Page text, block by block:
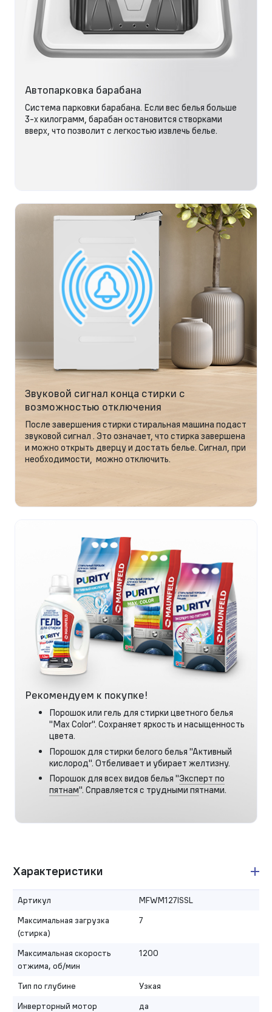
Автопарковка барабана
Система парковки барабана. Если вес белья больше
3-х килограмм, барабан остановится створками
вверх, что позволит с легкостью извлечь белье.
Звуковой сигнал конца стирки с
возможностью отключения
После завершения стирки стиральная машина подаст
звуковой сигнал . Это означает, что стирка завершена
и можно открыть дверцу и достать белье. Сигнал, при
необходимости, можно отключить.
Рекомендуем к покупке!
Порошок или гель для стирки цветного белья
"Max Color". Сохраняет яркость и насыщенность
цвета.
Порошок для стирки белого белья "Активный
кислород". Отбеливает и убирает желтизну.
Порошок для всех видов белья "Эксперт по
пятнам". Справляется с трудными пятнами.
Характеристики
Артикул
MFWM127ISSL
Максимальная загрузка
(стирка)
7
Максимальная скорость
отжима, об/мин
1200
Тип по глубине
Узкая
Инверторный мотор
да